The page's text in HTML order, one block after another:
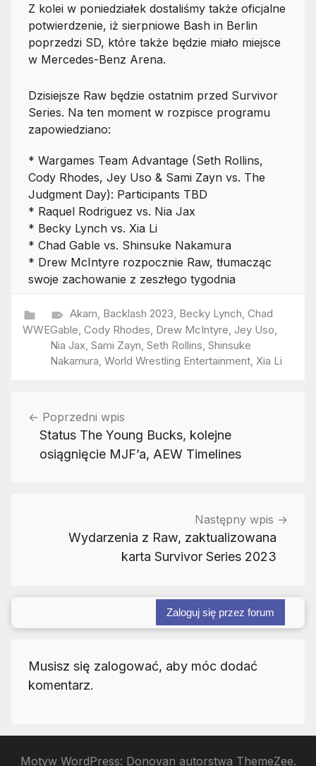
Z kolei w poniedziałek dostaliśmy także oficjalne
potwierdzenie, iż sierpniowe Bash in Berlin
poprzedzi SD, które także będzie miało miejsce
w Mercedes-Benz Arena.
Dzisiejsze Raw będzie ostatnim przed Survivor
Series. Na ten moment w rozpisce programu
zapowiedziano:
* Wargames Team Advantage (Seth Rollins,
Cody Rhodes, Jey Uso & Sami Zayn vs. The
Judgment Day): Participants TBD
* Raquel Rodriguez vs. Nia Jax
* Becky Lynch vs. Xia Li
* Chad Gable vs. Shinsuke Nakamura
* Drew McIntyre rozpocznie Raw, tłumacząc
swoje zachowanie z zeszłego tygodnia
WWE
Akam Backlash 2023 Becky Lynch Chad
Gable Cody Rhodes Drew McIntyre Jey Uso
Nia Jax Sami Zayn Seth Rollins Shinsuke
Nakamura World Wrestling Entertainment Xia Li
wpisu
Poprzedni wpis
Status The Young Bucks, kolejne
osiągnięcie MJF’a, AEW Timelines
Następny wpis
Wydarzenia z Raw, zaktualizowana
karta Survivor Series 2023
Zaloguj się przez forum
Musisz się zalogować, aby móc dodać
komentarz.
Motyw WordPress: Donovan autorstwa ThemeZee.